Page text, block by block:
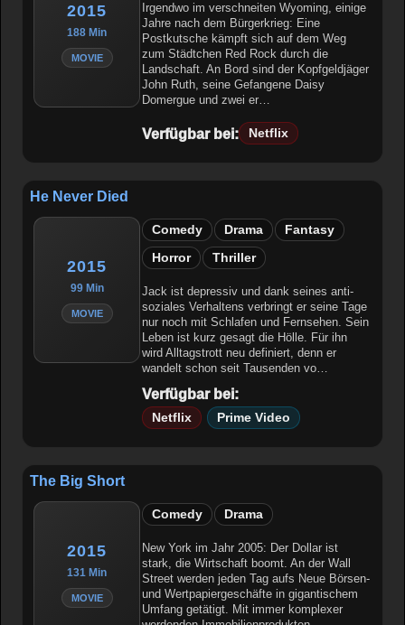
2015
188 Min
MOVIE
Irgendwo im verschneiten Wyoming, einige
Jahre nach dem Bürgerkrieg: Eine
Postkutsche kämpft sich auf dem Weg
zum Städtchen Red Rock durch die
Landschaft. An Bord sind der Kopfgeldjäger
John Ruth, seine Gefangene Daisy
Domergue und zwei er…
Verfügbar bei: Netflix
He Never Died
2015
99 Min
MOVIE
Comedy Drama Fantasy
Horror Thriller
Jack ist depressiv und dank seines anti-
soziales Verhaltens verbringt er seine Tage
nur noch mit Schlafen und Fernsehen. Sein
Leben ist kurz gesagt die Hölle. Für ihn
wird Alltagstrott neu definiert, denn er
wandelt schon seit Tausenden vo…
Verfügbar bei:
Netflix Prime Video
The Big Short
2015
131 Min
MOVIE
Comedy Drama
New York im Jahr 2005: Der Dollar ist
stark, die Wirtschaft boomt. An der Wall
Street werden jeden Tag aufs Neue Börsen-
und Wertpapiergeschäfte in gigantischem
Umfang getätigt. Mit immer komplexer